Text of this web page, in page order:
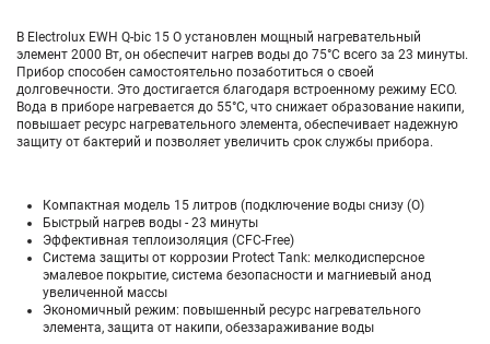
В Electrolux EWH Q-bic 15 O установлен мощный нагревательный
элемент 2000 Вт, он обеспечит нагрев воды до 75°C всего за 23 минуты.
Прибор способен самостоятельно позаботиться о своей
долговечности. Это достигается благодаря встроенному режиму ECO.
Вода в приборе нагревается до 55°C, что снижает образование накипи,
повышает ресурс нагревательного элемента, обеспечивает надежную
защиту от бактерий и позволяет увеличить срок службы прибора.
Компактная модель 15 литров (подключение воды снизу (O)
Быстрый нагрев воды - 23 минуты
Эффективная теплоизоляция (CFC-Free)
Система защиты от коррозии Protect Тank: мелкодисперсное
эмалевое покрытие, система безопасности и магниевый анод
увеличенной массы
Экономичный режим: повышенный ресурс нагревательного
элемента, защита от накипи, обеззараживание воды